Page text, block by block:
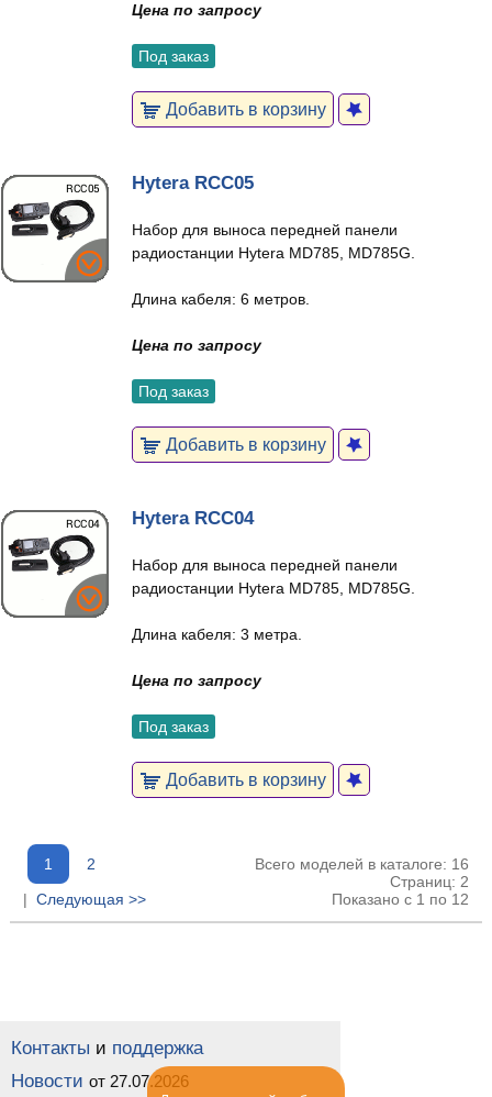
Цена по запросу
Под заказ
Добавить в корзину
Hytera RCC05
Набор для выноса передней панели
радиостанции Hytera MD785, MD785G.
Длина кабеля: 6 метров.
Цена по запросу
Под заказ
Добавить в корзину
Hytera RCC04
Набор для выноса передней панели
радиостанции Hytera MD785, MD785G.
Длина кабеля: 3 метра.
Цена по запросу
Под заказ
Добавить в корзину
1
2
| Следующая >>
Всего моделей в каталоге: 16
Страниц: 2
Показано с 1 по 12
Контакты и поддержка
Новости от 27.07.2026